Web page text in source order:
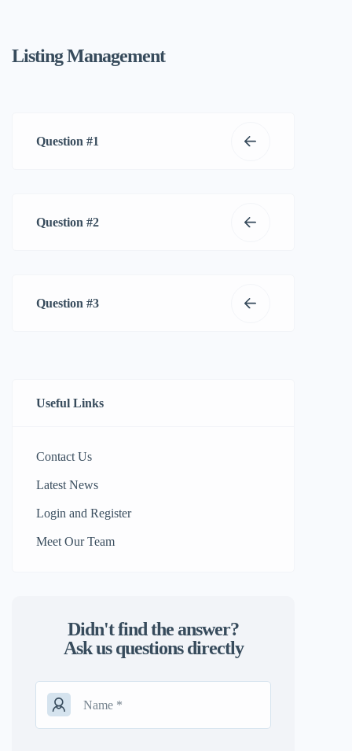
Listing Management
Question #1
Question #2
Question #3
Useful Links
Contact Us
Latest News
Login and Register
Meet Our Team
Didn't find the answer?
Ask us questions directly